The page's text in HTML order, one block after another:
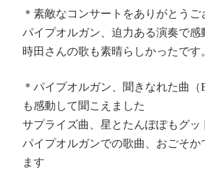
＊素敵なコンサートをありがとうご
パイプオルガン、迫力ある演奏で感
時田さんの歌も素晴らしかったです。
＊パイプオルガン、聞きなれた曲（
も感動して聞こえました
サプライズ曲、星とたんぽぽもグッ
パイプオルガンでの歌曲、おごそか
ます